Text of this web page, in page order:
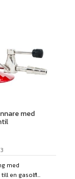
med
med
en gasolfl...